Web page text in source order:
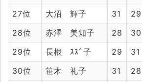
27位
大沼 輝子 31 29
28位
赤澤 美知子 28 30
29位
長根 ｽｽﾞ子 29 31
30位
笹木 礼子 31 28